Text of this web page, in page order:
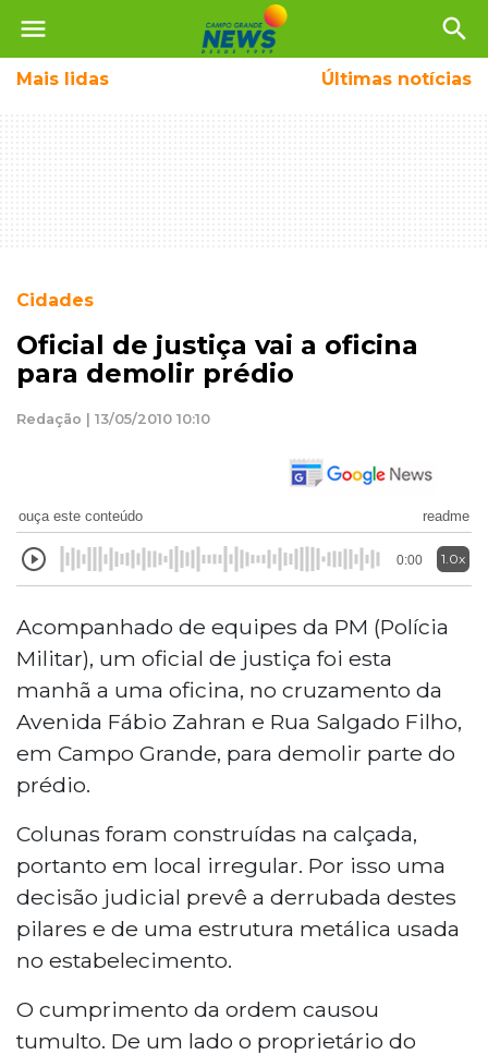
menu search
Mais lidas Últimas notícias
Cidades
Oficial de justiça vai a oficina
para demolir prédio
Redação | 13/05/2010 10:10
ouça este conteúdo readme
0:00 1.0x
Acompanhado de equipes da PM (Polícia
Militar), um oficial de justiça foi esta
manhã a uma oficina, no cruzamento da
Avenida Fábio Zahran e Rua Salgado Filho,
em Campo Grande, para demolir parte do
prédio.
Colunas foram construídas na calçada,
portanto em local irregular. Por isso uma
decisão judicial prevê a derrubada destes
pilares e de uma estrutura metálica usada
no estabelecimento.
O cumprimento da ordem causou
tumulto. De um lado o proprietário do